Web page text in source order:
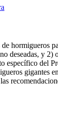
hormigueros
deseadas, y
específico del
gigantes